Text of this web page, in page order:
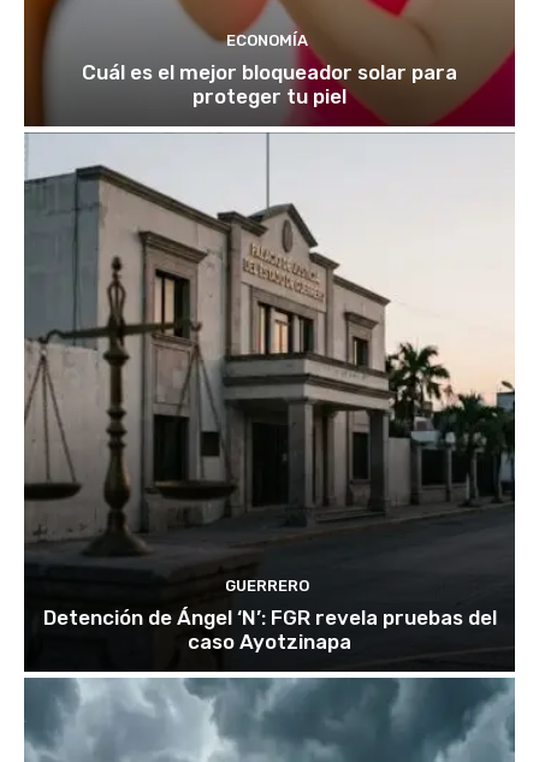
ECONOMÍA
Cuál es el mejor bloqueador solar para
proteger tu piel
GUERRERO
Detención de Ángel ‘N’: FGR revela pruebas del
caso Ayotzinapa